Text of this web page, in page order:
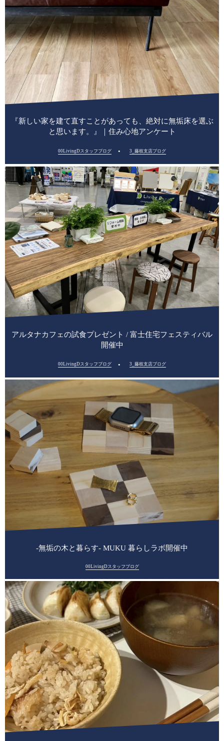
『新しい家を建て直すことがあっても、絶対に無垢床を選ぶ
と思います。』｜住み心地アンケート
00LivingDスタッフブログ 3_藤枝支店ブログ
アルタナカフェの試食プレゼント / 富士住宅フェスティバル
開催中
00LivingDスタッフブログ 3_藤枝支店ブログ
-無垢の木と暮らす- MUKU 暮らしラボ開催中
00LivingDスタッフブログ